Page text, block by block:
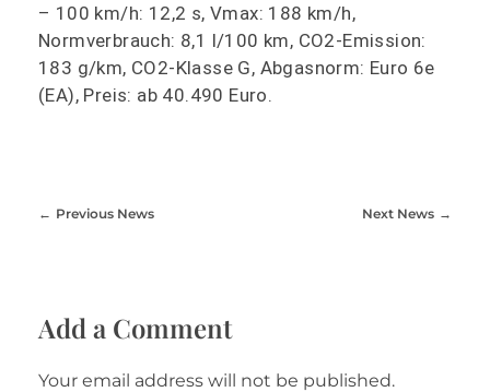
– 100 km/h: 12,2 s, Vmax: 188 km/h,
Normverbrauch: 8,1 l/100 km, CO2-Emission:
183 g/km, CO2-Klasse G, Abgasnorm: Euro 6e
(EA), Preis: ab 40.490 Euro.
Previous News Next News
Add a Comment
Your email address will not be published.